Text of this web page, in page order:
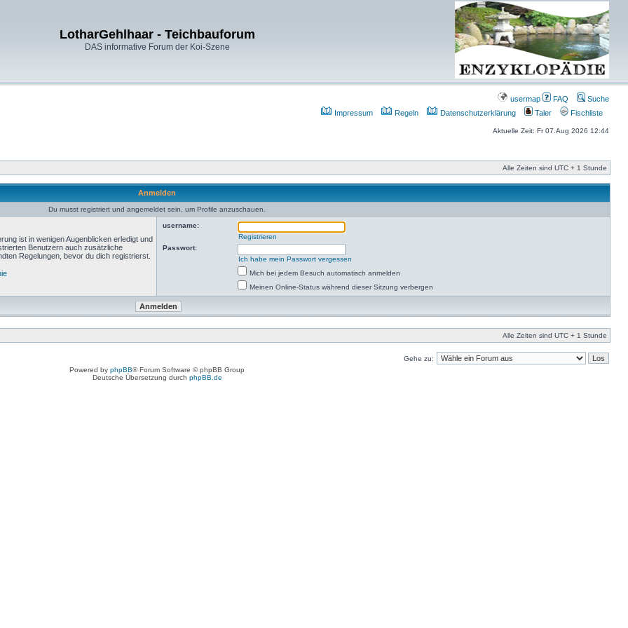
LotharGehlhaar - Teichbauforum
DAS informative Forum der Koi-Szene
usermap FAQ
Suche
Impressum
Regeln Datenschutzerklärung Taler Fischliste
Aktuelle Zeit: Fr 07.Aug 2026 12:44
Alle Zeiten sind UTC + 1 Stunde
Anmelden
Du musst registriert und angemeldet sein, um Profile anzuschauen.
ist in wenigen Augenblicken erledigt und
Benutzern auch zusätzliche
Regelungen, bevor du dich registrierst.
username:
Registrieren
Passwort:
Ich habe mein Passwort vergessen
Mich bei jedem Besuch automatisch anmelden
Meinen Online-Status während dieser Sitzung verbergen
Alle Zeiten sind UTC + 1 Stunde
Gehe zu:
Powered by phpBB® Forum Software © phpBB Group
Deutsche Übersetzung durch phpBB.de